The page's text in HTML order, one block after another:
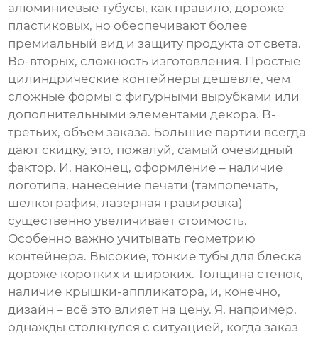
алюминиевые тубусы, как правило, дороже
пластиковых, но обеспечивают более
премиальный вид и защиту продукта от света.
Во-вторых, сложность изготовления. Простые
цилиндрические контейнеры дешевле, чем
сложные формы с фигурными вырубками или
дополнительными элементами декора. В-
третьих, объем заказа. Большие партии всегда
дают скидку, это, пожалуй, самый очевидный
фактор. И, наконец, оформление – наличие
логотипа, нанесение печати (тампопечать,
шелкография, лазерная гравировка)
существенно увеличивает стоимость.
Особенно важно учитывать геометрию
контейнера. Высокие, тонкие тубы для блеска
дороже коротких и широких. Толщина стенок,
наличие крышки-аппликатора, и, конечно,
дизайн – всё это влияет на цену. Я, например,
однажды столкнулся с ситуацией, когда заказ